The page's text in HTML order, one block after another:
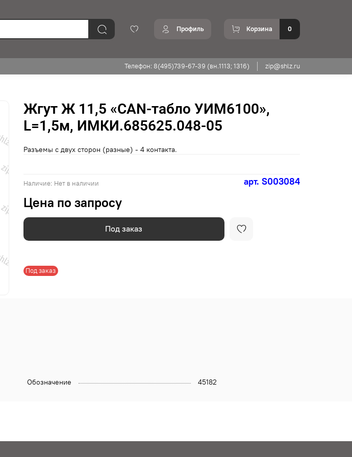
Профиль Корзина 0
Телефон: 8(495)739-67-39 (вн.1113; 1316) zip@shlz.ru
арт. S003084
Наличие: Нет в наличии
Под заказ
Жгут Ж 11,5 «CAN-табло УИМ6100»,
L=1,5м, ИМКИ.685625.048-05
Цена по запросу
Под заказ
Разъемы с двух сторон (разные) - 4 контакта.
Обозначение 45182